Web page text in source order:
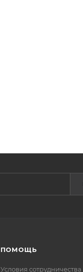
ПОМОЩЬ
Условия сотрудничества